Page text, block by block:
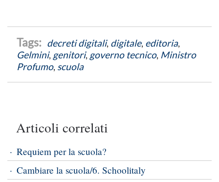
decreti digitali, digitale, editoria,
Gelmini, genitori, governo tecnico, Ministro
Profumo, scuola
Articoli correlati
Requiem per la scuola?
Cambiare la scuola/6. Schoolitaly